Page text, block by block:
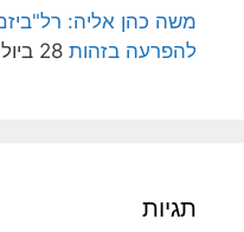
משה כהן אליה:
להפרעה בזהות 28 ביולי 2026
תגיות